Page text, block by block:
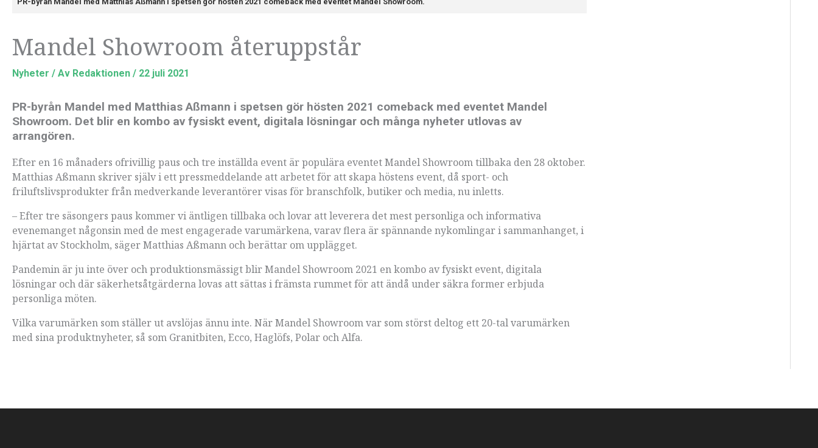
Mandel Showroom återuppstår
Nyheter / Av Redaktionen / 22 juli 2021
PR-byrån Mandel med Matthias Aßmann i spetsen gör hösten 2021 comeback med eventet Mandel
Showroom. Det blir en kombo av fysiskt event, digitala lösningar och många nyheter utlovas av
arrangören.
Efter en 16 månaders ofrivillig paus och tre inställda event är populära eventet Mandel Showroom tillbaka den 28 oktober.
Matthias Aßmann skriver själv i ett pressmeddelande att arbetet för att skapa höstens event, då sport- och
friluftslivsprodukter från medverkande leverantörer visas för branschfolk, butiker och media, nu inletts.
– Efter tre säsongers paus kommer vi äntligen tillbaka och lovar att leverera det mest personliga och informativa
evenemanget någonsin med de mest engagerade varumärkena, varav flera är spännande nykomlingar i sammanhanget, i
hjärtat av Stockholm, säger Matthias Aßmann och berättar om upplägget.
Pandemin är ju inte över och produktionsmässigt blir Mandel Showroom 2021 en kombo av fysiskt event, digitala
lösningar och där säkerhetsåtgärderna lovas att sättas i främsta rummet för att ändå under säkra former erbjuda
personliga möten.
Vilka varumärken som ställer ut avslöjas ännu inte. När Mandel Showroom var som störst deltog ett 20-tal varumärken
med sina produktnyheter, så som Granitbiten, Ecco, Haglöfs, Polar och Alfa.